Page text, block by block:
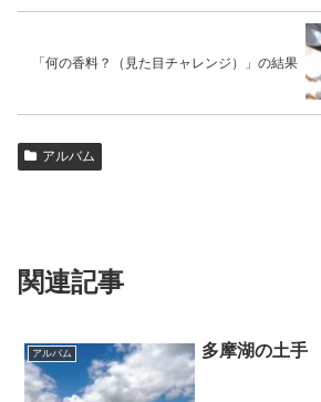
「何の香料？（見た目チャレンジ）」の結果
アルバム
関連記事
アルバム 多摩湖の土手